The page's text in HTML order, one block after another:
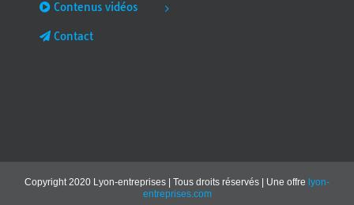
Contenus vidéos
Contact
Copyright 2020 Lyon-entreprises | Tous droits réservés | Une offre lyon-
entreprises.com